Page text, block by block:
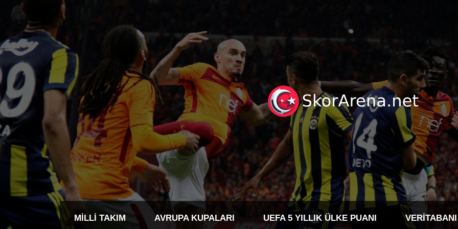
MILLI TAKIM AVRUPA KUPALARI UEFA 5 YILLIK ÜLKE PUANI VERITABANI